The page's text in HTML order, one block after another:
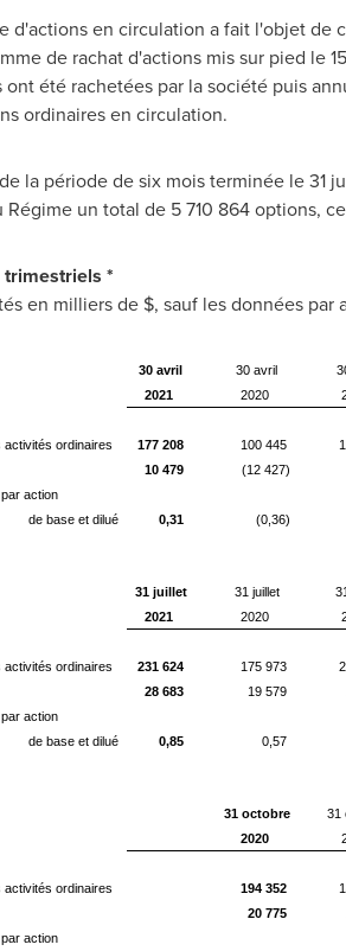
d'actions en circulation a fait l'objet de
de rachat d'actions mis sur pied le
ont été rachetées par la société puis
ordinaires en circulation.
la période de six mois terminée le 31
Régime un total de 5 710 864 options,
trimestriels *
en milliers de $, sauf les données par
30 avril 30 avril
2021
2020
activités ordinaires 177 208 100 445
10 479 (12 427)
action
et dilué
0,31 (0,36)
31 juillet 31 juillet
2021
2020
activités ordinaires 231 624 175 973
28 683 19 579
action
et dilué
0,85 0,57
31 octobre 31
2020
activités ordinaires 194 352
20 775
action